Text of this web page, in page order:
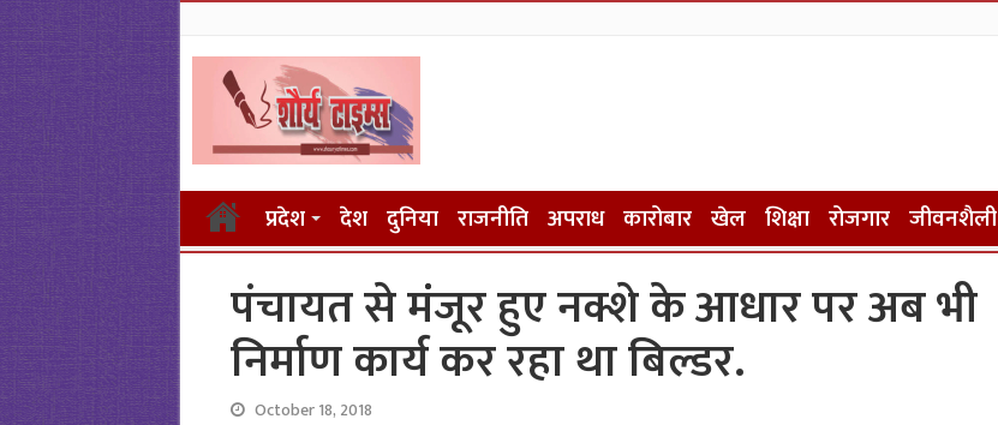
प्रदेश देश दुनिया राजनीति अपराध कारोबार खेल शिक्षा रोजगार जीवनशैली
पंचायत से मंंजूर हुए नक्शे के आधार पर अब भी
निर्माण कार्य कर रहा था बिल्डर.
October 18, 2018